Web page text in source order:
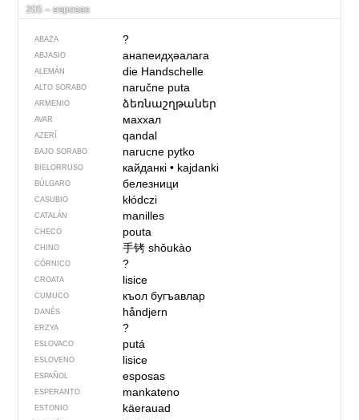
205 – esposas
ABAZA ?
ABJASIO анапеидҳәалага
ALEMÁN die Handschelle
ALTO SORABO naručne puta
ARMENIO ձեռնաշղթաներ
AVAR маххал
AZERÍ qandal
BAJO SORABO narucne pytko
BIELORRUSO кайданкі• kajdanki
BÚLGARO белезници
CASUBIO kłódczi
CATALÁN manilles
CHECO pouta
CHINO 手铐shǒukào
CÓRNICO ?
CROATA lisice
CUMUCO къол бугъавлар
DANÉS håndjern
ERZYA ?
ESLOVACO putá
ESLOVENO lisice
ESPAÑOL esposas
ESPERANTO mankateno
ESTONIO käerauad